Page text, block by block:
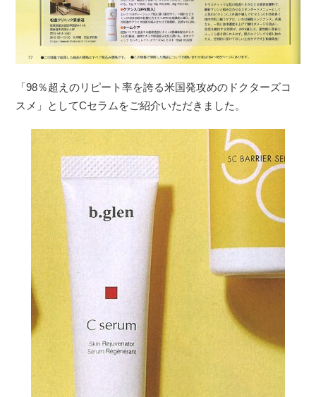
「98％超えのリピート率を誇る米国発攻めのドクターズコ
スメ」としてCセラムをご紹介いただきました。